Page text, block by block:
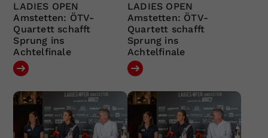
LADIES OPEN
Amstetten: ÖTV-
Quartett schafft
Sprung ins
Achtelfinale
LADIES OPEN
Amstetten: ÖTV-
Quartett schafft
Sprung ins
Achtelfinale